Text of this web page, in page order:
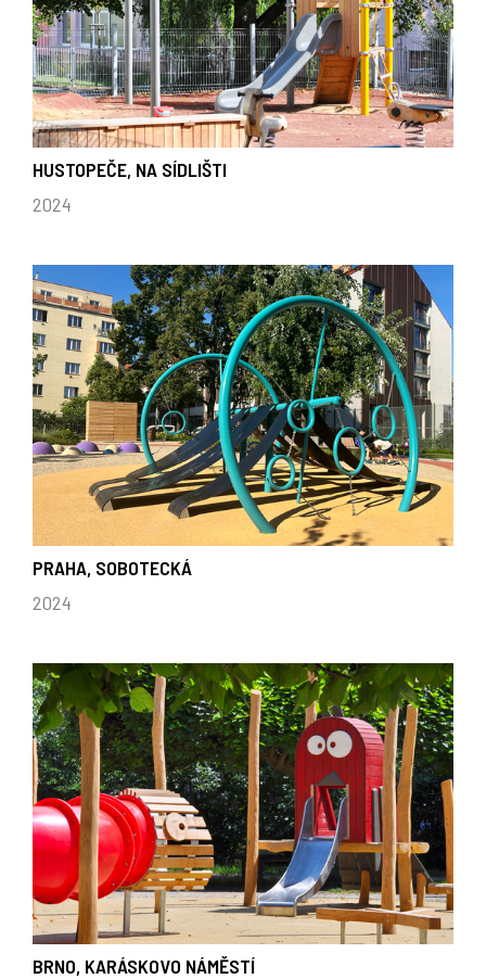
HUSTOPEČE, NA SÍDLIŠTI
2024
PRAHA, SOBOTECKÁ
2024
BRNO, KARÁSKOVO NÁMĚSTÍ